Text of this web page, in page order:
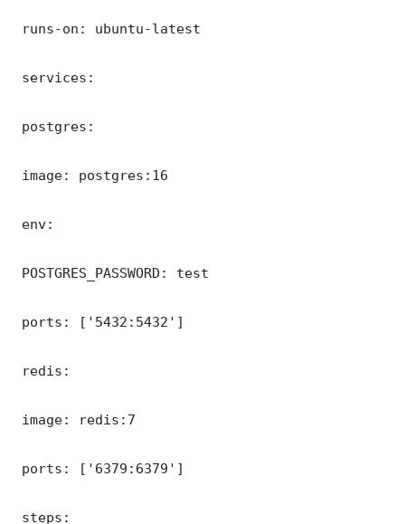
runs-on: ubuntu-latest
services:
postgres:
image: postgres:16
env:
POSTGRES_PASSWORD: test
ports: ['5432:5432']
redis:
image: redis:7
ports: ['6379:6379']
steps: